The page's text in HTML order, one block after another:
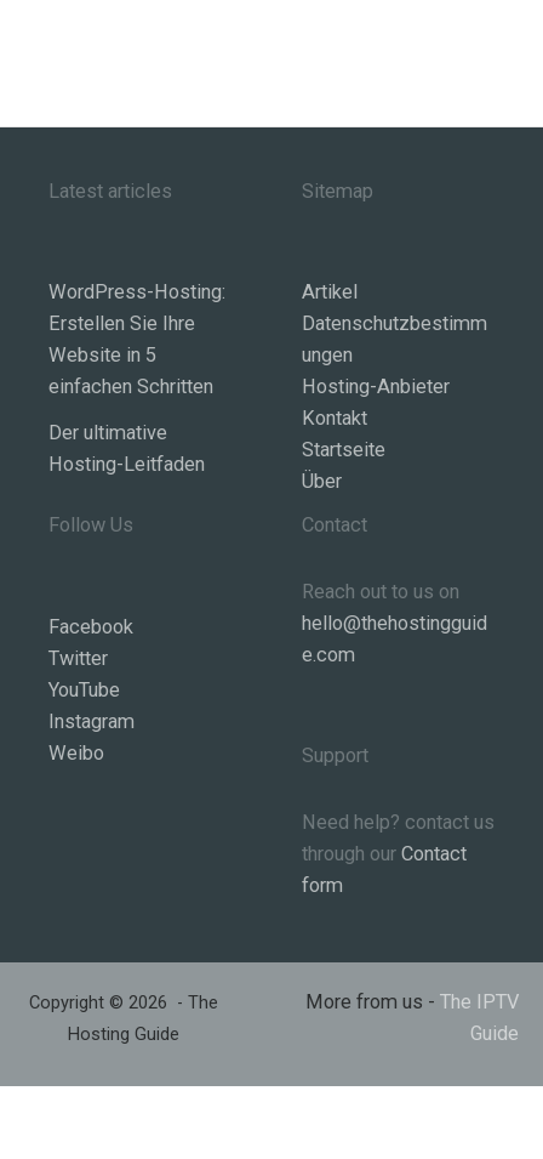
Latest articles
WordPress-Hosting:
Erstellen Sie Ihre
Website in 5
einfachen Schritten
Der ultimative
Hosting-Leitfaden
Sitemap
Artikel
Datenschutzbestimm
ungen
Hosting-Anbieter
Kontakt
Startseite
Über
Follow Us
Facebook
Twitter
YouTube
Instagram
Weibo
Contact
Reach out to us on
hello@thehostingguid
e.com
Support
Need help? contact us
through our Contact
form
Copyright © 2026 - The
Hosting Guide
More from us - The IPTV
Guide